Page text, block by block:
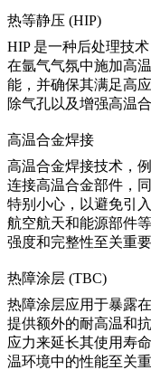
热等静压 (HIP)
HIP 是一种后处理技
在氩气气氛中施加高
能，并确保其满足高
除气孔以及增强高温
高温合金焊接
高温合金焊接技术，
连接高温合金部件，
特别小心，以避免引
航空航天和能源部件
强度和完整性至关重要
热障涂层 (TBC)
热障涂层应用于暴露
提供额外的耐高温和
应力来延长其使用寿
温环境中的性能至关重